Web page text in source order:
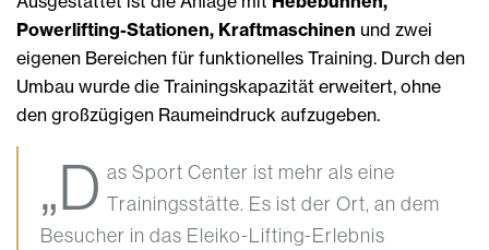
Powerlifting-Stationen, Kraftmaschinen und zwei
eigenen Bereichen für funktionelles Training. Durch den
Umbau wurde die Trainingskapazität erweitert, ohne
den großzügigen Raumeindruck aufzugeben.
„D as Sport Center ist mehr als eine
Trainingsstätte. Es ist der Ort, an dem
Besucher in das Eleiko-Lifting-Erlebnis